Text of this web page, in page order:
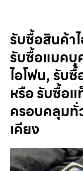
รับซื้อสินค้า
รับซื้อแมคบุ
ไอโฟน, รับ
หรือ รับซื้อแ
ครอบคลุมทั่
เคียง